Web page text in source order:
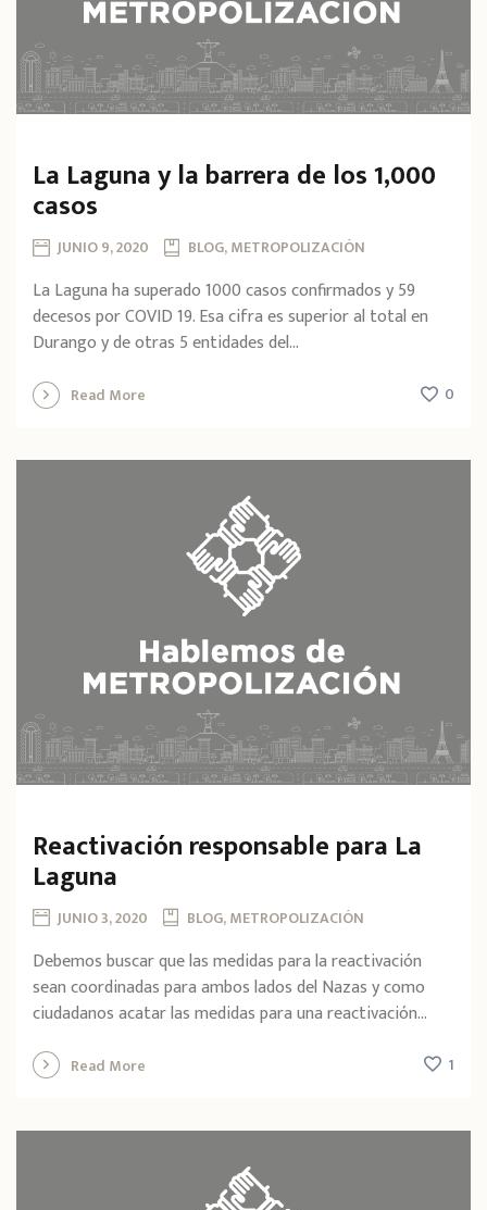
La Laguna y la barrera de los 1,000
casos
JUNIO 9, 2020 BLOG, METROPOLIZACIÓN
La Laguna ha superado 1000 casos confirmados y 59
decesos por COVID 19. Esa cifra es superior al total en
Durango y de otras 5 entidades del...
Read More 0
Reactivación responsable para La
Laguna
JUNIO 3, 2020 BLOG, METROPOLIZACIÓN
Debemos buscar que las medidas para la reactivación
sean coordinadas para ambos lados del Nazas y como
ciudadanos acatar las medidas para una reactivación...
Read More 1